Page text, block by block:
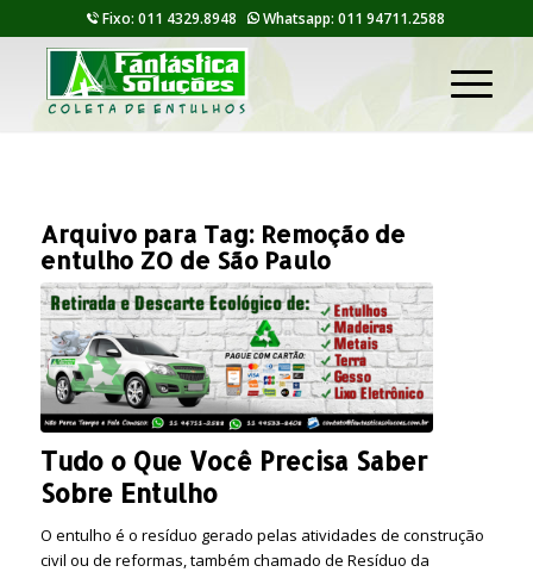
Fixo: 011 4329.8948 Whatsapp: 011 94711.2588
Arquivo para Tag: Remoção de
entulho ZO de São Paulo
Tudo o Que Você Precisa Saber
Sobre Entulho
O entulho é o resíduo gerado pelas atividades de construção
civil ou de reformas, também chamado de Resíduo da